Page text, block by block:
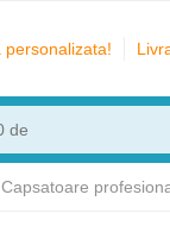
personalizata!
Capsatoare